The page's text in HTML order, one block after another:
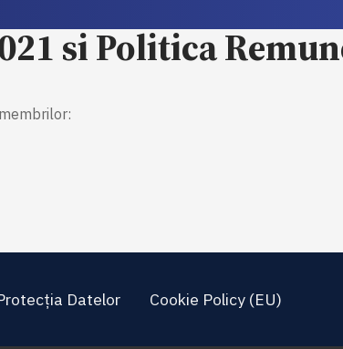
si Politica
Datelor Cookie Policy (EU)